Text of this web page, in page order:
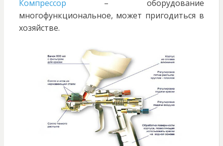
Компрессор – оборудование
многофункциональное, может пригодиться в
хозяйстве.